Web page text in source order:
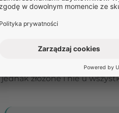
złożonych sieci
stres.
jest także
Jej przewlekła
i działanie
złożone i nie u